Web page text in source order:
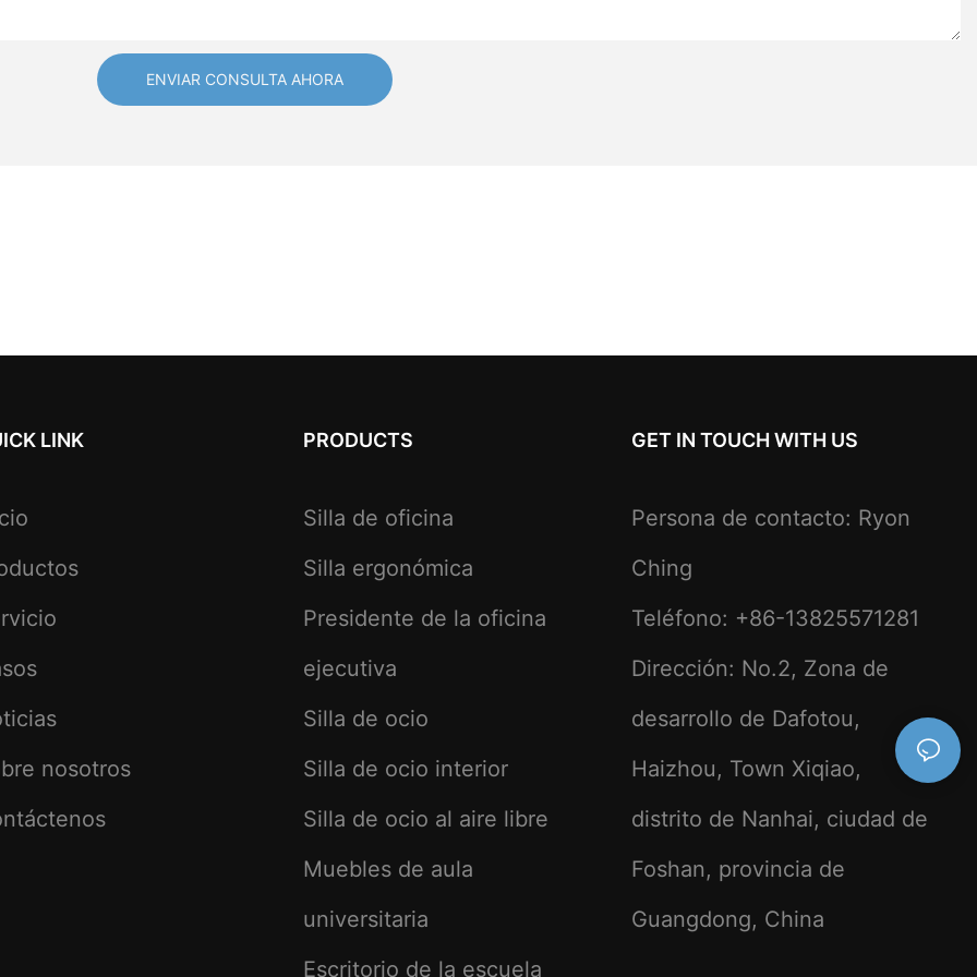
ENVIAR CONSULTA AHORA
LINK
nosotros
PRODUCTS
Silla de oficina
Silla ergonómica
Presidente de la oficina
ejecutiva
Silla de ocio
Silla de ocio interior
Silla de ocio al aire libre
Muebles de aula
universitaria
Escritorio de la escuela
GET IN TOUCH WITH US
Persona de contacto: Ryon
Ching
Teléfono: +86-13825571281
Dirección: No.2, Zona de
desarrollo de Dafotou,
Haizhou, Town Xiqiao,
distrito de Nanhai, ciudad de
Foshan, provincia de
Guangdong, China